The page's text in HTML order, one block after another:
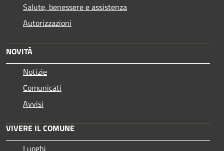
Salute, benessere e assistenza
Autorizzazioni
NOVITÀ
Notizie
Comunicati
Avvisi
VIVERE IL COMUNE
Luoghi